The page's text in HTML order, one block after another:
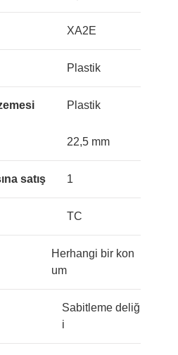
XA2E
Plastik
Plastik
22,5 mm
satış 1
TC
Herhangi bir kon
um
Sabitleme deliğ
i